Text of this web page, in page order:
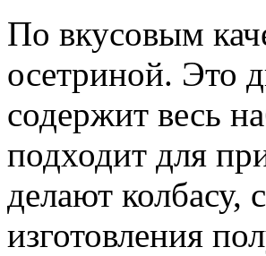
По вкусовым
осетриной. Это
содержит весь
подходит для
делают колбасу,
изготовления